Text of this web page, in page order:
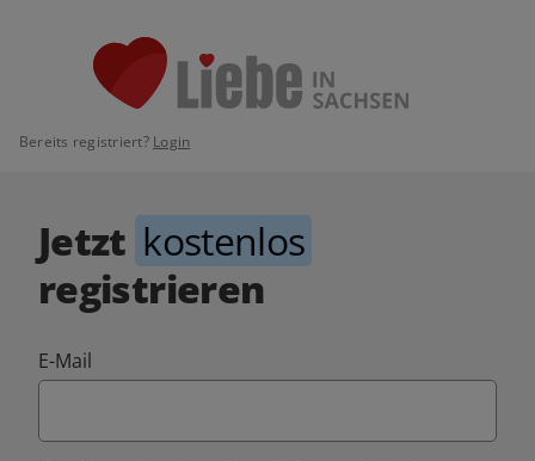
Bereits registriert? Login
Jetzt kostenlos
registrieren
E-Mail